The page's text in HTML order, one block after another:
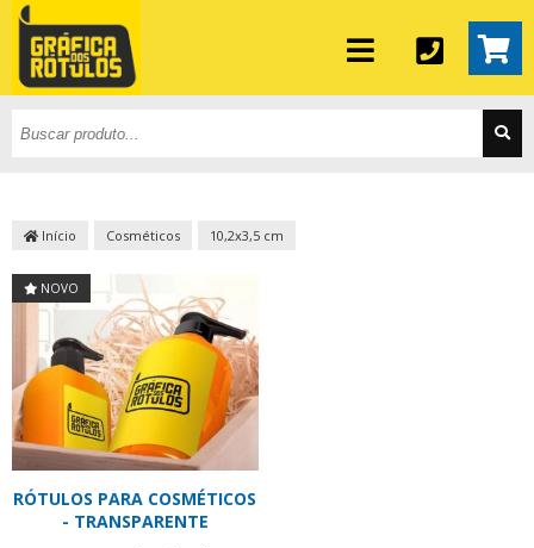
Início Cosméticos 10,2x3,5 cm
NOVO
RÓTULOS PARA COSMÉTICOS
- TRANSPARENTE